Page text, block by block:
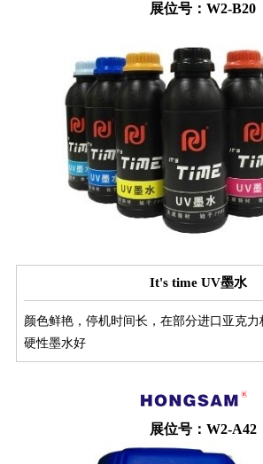
展位号：W2-B20
It's time UV墨水
颜色鲜艳，停机时间长，在部分进口亚克
硬性墨水好
展位号：W2-A42